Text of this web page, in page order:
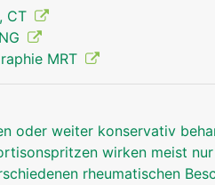
CT
MRT
oder weiter konservativ
wirken meist
rheumatischen